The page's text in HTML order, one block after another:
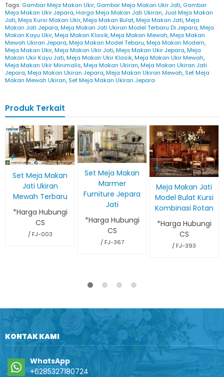
Tags: Gambar Meja Makan Ukir, Gambar Meja Makan Ukir Jati, Gambar
Meja Makan Ukir Jepara,Harga Meja Makan Jati Ukiran,Jual Meja Makan
Jati,Meja Kursi Makan Ukir,Meja Makan Bulat,Meja Makan Jati,Meja
Makan Jati Jepara,Meja Makan Jati Ukiran Model Terbaru Di Jepara,Meja
Makan Kayu Ukir,Meja Makan Klasik,Meja Makan Mewah,Meja Makan
Mewah Ukiran Jepara,Meja Makan Model Tebaru,Meja Makan Modern,
Meja Makan Ukir,Meja Makan Ukir Jati,Meja Makan Ukir Jepara,Meja
Makan Ukir Kayu Jati,Meja Makan Ukir Klasik,Meja Makan Ukir Mewah,
Meja Makan Ukir Minimalis,Meja Makan Ukiran,Meja Makan Ukiran Jati
Jepara,Meja Makan Ukiran Jepara,Meja Makan Ukiran Mewah, Set Meja
Makan Mewah Ukiran, Set Meja Makan Ukiran Jepara
Produk Terkait
Set Meja Makan
Jati Ukiran
Mewah Terbaru
*Harga Hubungi
CS
/ FJ-003
Set Meja Makan
Marmer
Furniture Jepara
Jati
*Harga Hubungi
CS
/ FJ-367
Meja Makan Jati
Model Bulat Kursi
Kombinasi Rotan
*Harga Hubungi
CS
/ FJ-393
KONTAK KAMI
WhatsApp
+6285327180724